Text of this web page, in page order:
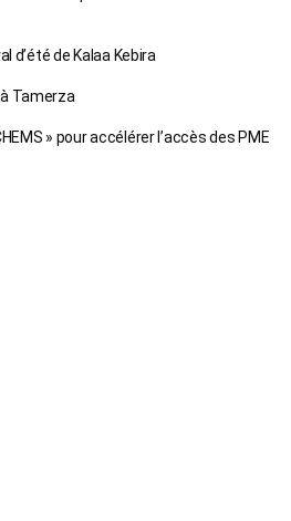
d’été de Kalaa Kebira
Tamerza
» pour accélérer l’accès des PME